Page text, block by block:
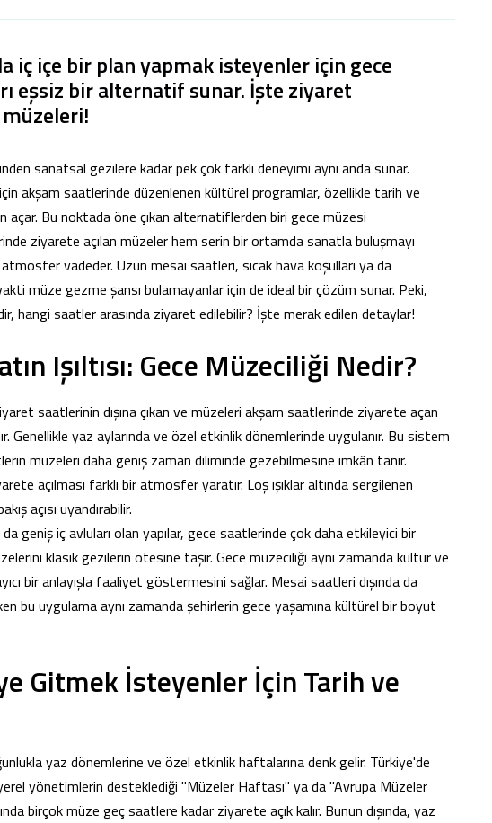
iç içe bir plan yapmak isteyenler için gece
eşsiz bir alternatif sunar. İşte ziyaret
sanatsal gezilere kadar pek çok farklı deneyimi aynı anda sunar.
için akşam saatlerinde düzenlenen kültürel programlar, özellikle tarih ve
açar. Bu noktada öne çıkan alternatiflerden biri gece müzesi
ziyarete açılan müzeler hem serin bir ortamda sanatla buluşmayı
vadeder. Uzun mesai saatleri, sıcak hava koşulları ya da
müze gezme şansı bulamayanlar için de ideal bir çözüm sunar. Peki,
hangi saatler arasında ziyaret edilebilir? İşte merak edilen detaylar!
Işıltısı: Gece Müzeciliği Nedir?
saatlerinin dışına çıkan ve müzeleri akşam saatlerinde ziyarete açan
Genellikle yaz aylarında ve özel etkinlik dönemlerinde uygulanır. Bu sistem
müzeleri daha geniş zaman diliminde gezebilmesine imkân tanır.
açılması farklı bir atmosfer yaratır. Loş ışıklar altında sergilenen
açısı uyandırabilir.
geniş iç avluları olan yapılar, gece saatlerinde çok daha etkileyici bir
klasik gezilerin ötesine taşır. Gece müzeciliği aynı zamanda kültür ve
bir anlayışla faaliyet göstermesini sağlar. Mesai saatleri dışında da
bu uygulama aynı zamanda şehirlerin gece yaşamına kültürel bir boyut
Gitmek İsteyenler İçin Tarih ve
yaz dönemlerine ve özel etkinlik haftalarına denk gelir. Türkiye'de
yönetimlerin desteklediği "Müzeler Haftası" ya da "Avrupa Müzeler
birçok müze geç saatlere kadar ziyarete açık kalır. Bunun dışında, yaz